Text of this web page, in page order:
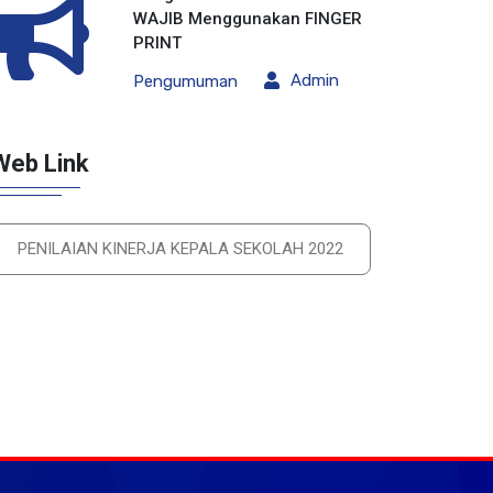
WAJIB Menggunakan FINGER
PRINT
Pengumuman
Admin
Link
PENILAIAN KINERJA KEPALA SEKOLAH 2022